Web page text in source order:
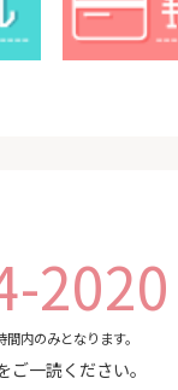
2020
内のみとなります。
ご一読ください。